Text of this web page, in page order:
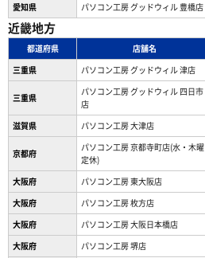
愛知県
パソコン工房 グッドウィル 豊橋店
近畿地方
都道府県 店舗名
三重県
パソコン工房 グッドウィル 津店
三重県
パソコン工房 グッドウィル 四日市
店
滋賀県 パソコン工房 大津店
京都府
パソコン工房 京都寺町店(水・木曜
定休)
大阪府 パソコン工房 東大阪店
大阪府
パソコン工房 枚方店
大阪府
パソコン工房 大阪日本橋店
大阪府
パソコン工房 堺店